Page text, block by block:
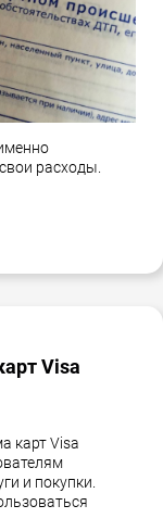
расходы.
Visa
карт Visa
и покупки.